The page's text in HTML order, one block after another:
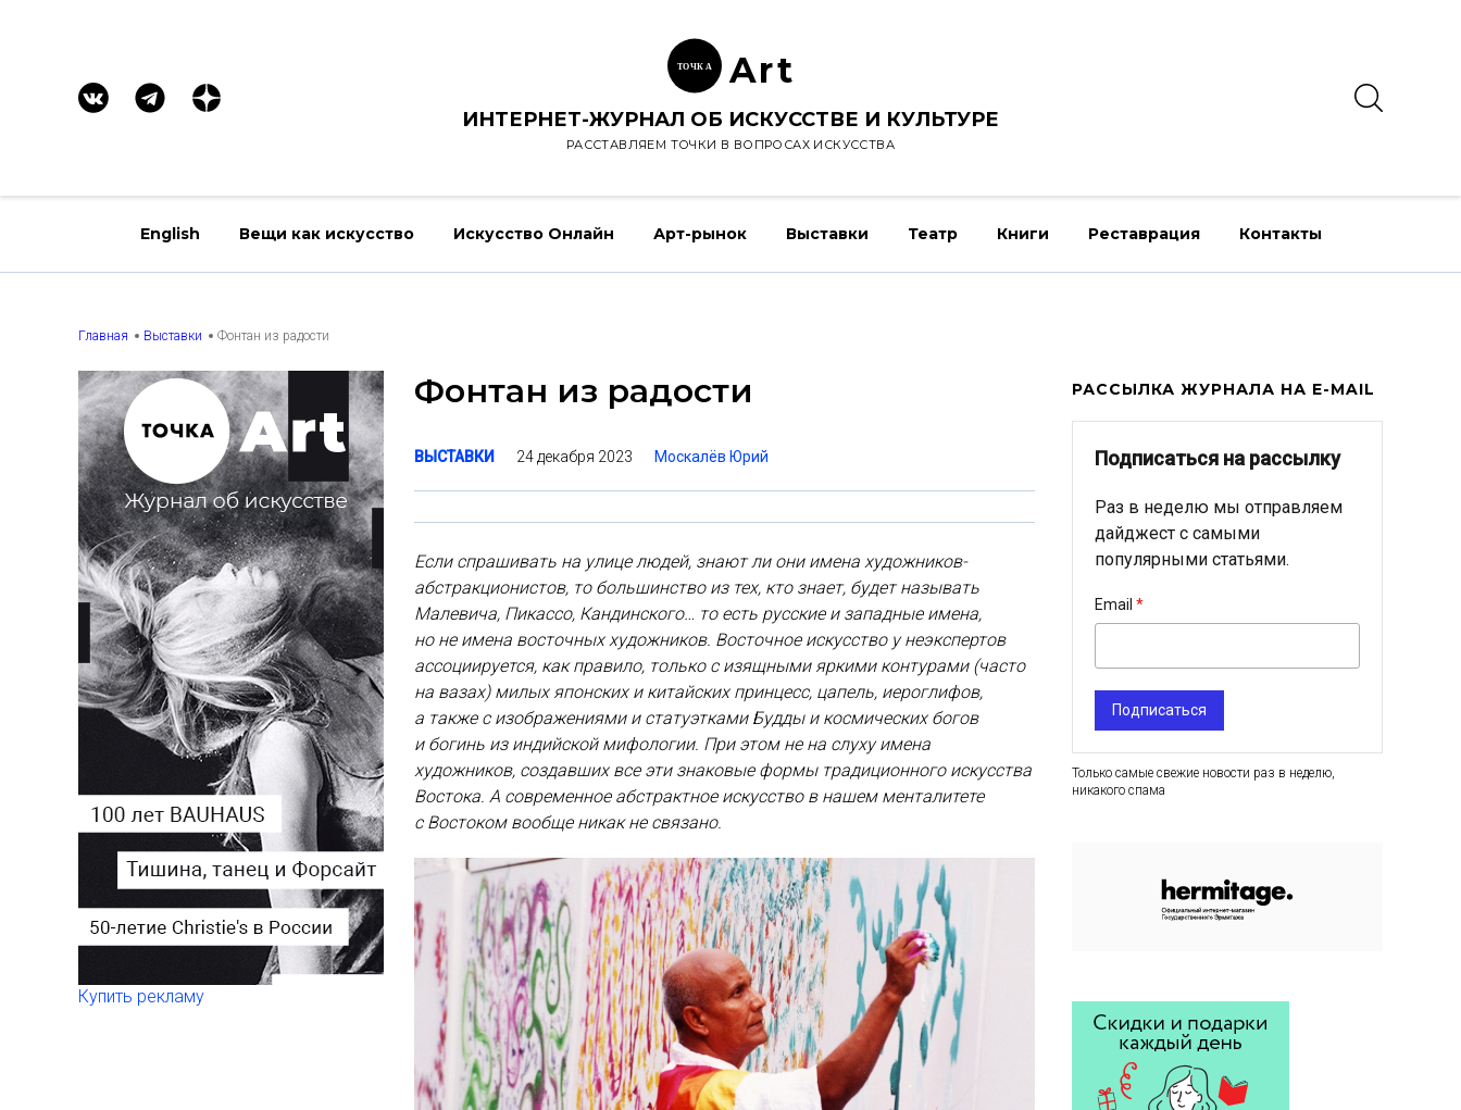
ТОЧК А Art
ИНТЕРНЕТ-ЖУРНАЛ ОБ ИСКУССТВЕ И КУЛЬТУРЕ
РАССТАВЛЯЕМ ТОЧКИ В ВОПРОСАХ ИСКУССТВА
English Вещи как искусство Искусство Онлайн Арт-рынок Выставки Театр Книги Реставрация Контакты
Главная Выставки Фонтан из радости
Купить рекламу
Фонтан из радости
ВЫСТАВКИ 24 декабря 2023 Москалёв Юрий
Если спрашивать на улице людей, знают ли они имена художников-
абстракционистов, то большинство из тех, кто знает, будет называть
Малевича, Пикассо, Кандинского… то есть русские и западные имена,
но не имена восточных художников. Восточное искусство у неэкспертов
ассоциируется, как правило, только с изящными яркими контурами (часто
на вазах) милых японских и китайских принцесс, цапель, иероглифов,
а также с изображениями и статуэтками Будды и космических богов
и богинь из индийской мифологии. При этом не на слуху имена
художников, создавших все эти знаковые формы традиционного искусства
Востока. А современное абстрактное искусство в нашем менталитете
с Востоком вообще никак не связано.
РАССЫЛКА ЖУРНАЛА НА E-MAIL
Подписаться на рассылку
Раз в неделю мы отправляем
дайджест с самыми
популярными статьями.
Email
Подписаться
Только самые свежие новости раз в неделю,
никакого спама